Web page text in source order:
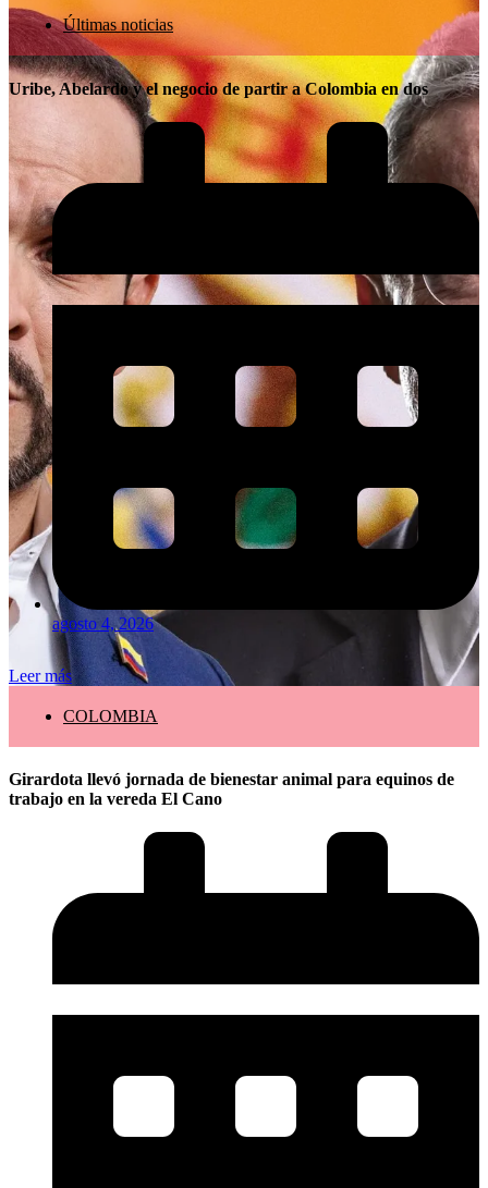
Últimas noticias
Uribe, Abelardo y el negocio de partir a Colombia en dos
agosto 4, 2026
Leer más
COLOMBIA
Girardota llevó jornada de bienestar animal para equinos de
trabajo en la vereda El Cano